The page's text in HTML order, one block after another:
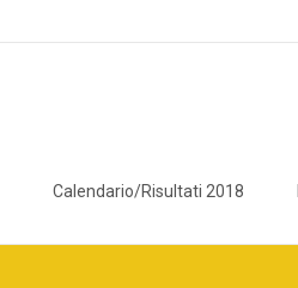
Calendario/Risultati 2018